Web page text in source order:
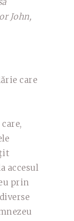
John,
care
accesul
prin